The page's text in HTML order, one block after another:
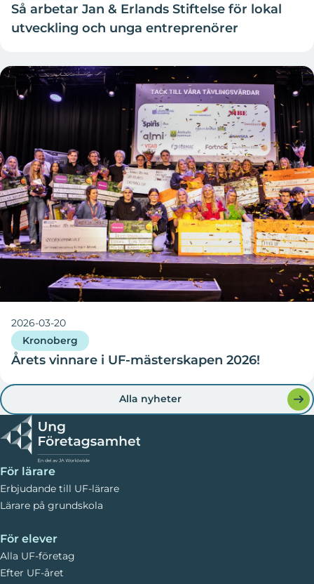
Så arbetar Jan & Erlands Stiftelse för lokal
utveckling och unga entreprenörer
2026-03-20
Kronoberg
Årets vinnare i UF-mästerskapen 2026!
Alla nyheter
För lärare
Erbjudande till UF-lärare
Lärare på grundskola
För elever
Alla UF-företag
Efter UF-året